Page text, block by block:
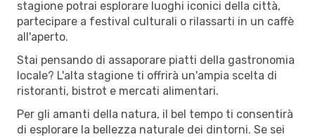
stagione potrai esplorare luoghi iconici della città,
partecipare a festival culturali o rilassarti in un caffè
all'aperto.
Stai pensando di assaporare piatti della gastronomia
locale? L'alta stagione ti offrirà un'ampia scelta di
ristoranti, bistrot e mercati alimentari.
Per gli amanti della natura, il bel tempo ti consentirà
di esplorare la bellezza naturale dei dintorni. Se sei